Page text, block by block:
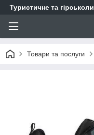
Туристичне та
Товари та послуги